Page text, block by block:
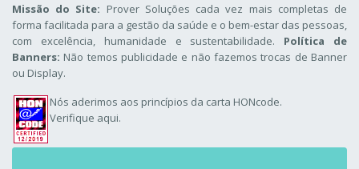
Missão do Site: Prover Soluções cada vez mais completas de
forma facilitada para a gestão da saúde e o bem-estar das pessoas,
com excelência, humanidade e sustentabilidade. Política de
Banners: Não temos publicidade e não fazemos trocas de Banner
ou Display.
Nós aderimos aos princípios da carta HONcode.
Verifique aqui.